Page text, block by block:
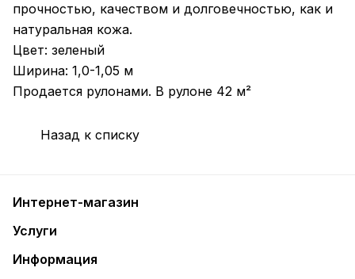
прочностью, качеством и долговечностью, как и
натуральная кожа.
Цвет: зеленый
Ширина: 1,0-1,05 м
Продается рулонами. В рулоне 42 м²
Назад к списку
Интернет-магазин
Услуги
Информация